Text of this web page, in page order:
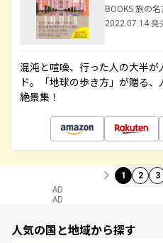
BOOKS 旅の
2022.07.14 発
混沌と喧噪、行った人の大半
ド。「地球の歩き方」が贈る
絶景集！
1 2 3
AD
AD
人気の国と地域から探す